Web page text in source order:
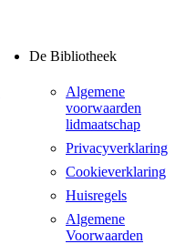
De Bibliotheek
Algemene
voorwaarden
lidmaatschap
Privacyverklaring
Cookieverklaring
Huisregels
Algemene
Voorwaarden